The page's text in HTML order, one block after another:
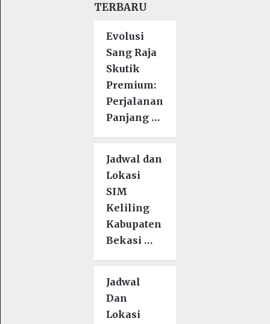
TERBARU
Evolusi
Sang Raja
Skutik
Premium:
Perjalanan
Panjang …
Jadwal dan
Lokasi
SIM
Keliling
Kabupaten
Bekasi …
Jadwal
Dan
Lokasi